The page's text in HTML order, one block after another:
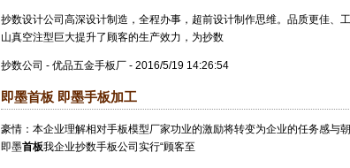
抄数设计公司高深设计制造，全程办事，超前设计制作思维。品质更佳、
山真空注型巨大提升了顾客的生产效力，为抄数
抄数公司 - 优品五金手板厂 - 2016/5/19 14:26:54
即墨首板 即墨手板加工
豪情：本企业理解相对手板模型厂家功业的激励将转变为企业的任务感与
即墨首板我企业抄数手板公司实行“顾客至